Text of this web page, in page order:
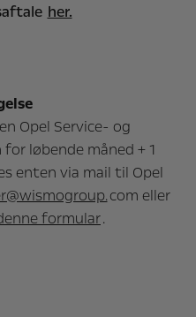
her.
Opel Service- og
løbende måned + 1
enten via mail til Opel
com eller
formular.